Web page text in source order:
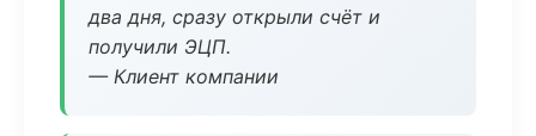
два дня, сразу открыли счёт и
получили ЭЦП.
— Клиент компании